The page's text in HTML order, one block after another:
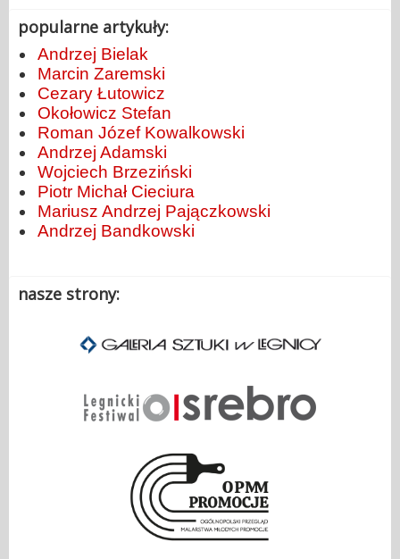
popularne artykuły:
Andrzej Bielak
Marcin Zaremski
Cezary Łutowicz
Okołowicz Stefan
Roman Józef Kowalkowski
Andrzej Adamski
Wojciech Brzeziński
Piotr Michał Cieciura
Mariusz Andrzej Pajączkowski
Andrzej Bandkowski
nasze strony: